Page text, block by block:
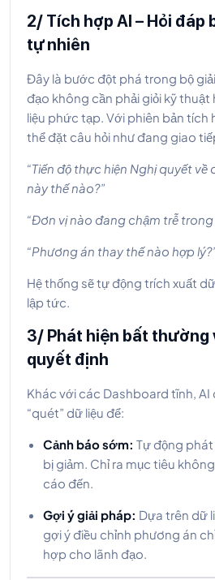
2/ Tích hợp AI – Hỏi đáp
tự nhiên
Đây là bước đột phá trong bộ
đạo không cần phải giỏi kỹ
liệu phức tạp. Với phiên bản tích
thể đặt câu hỏi như đang giao
“Tiến độ thực hiện Nghị quyết về
này thế nào?”
“Đơn vị nào đang chậm trễ trong
“Phương án thay thế nào hợp
Hệ thống sẽ tự động trích xuất
lập tức.
3/ Phát hiện bất thường
quyết định
Khác với các Dashboard tĩnh, AI
“quét” dữ liệu để:
Cảnh báo sớm: Tự động phát
bị giảm. Chỉ ra mục tiêu
cáo đến.
Gợi ý giải pháp: Dựa trên dữ
gợi ý điều chỉnh phương án
hợp cho lãnh đạo.